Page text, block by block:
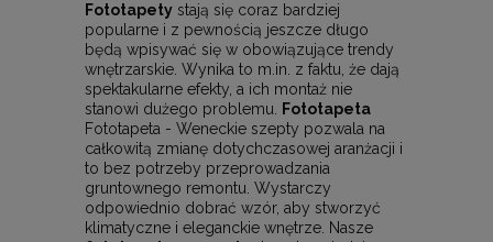
Fototapety stają się coraz bardziej
popularne i z pewnością jeszcze długo
będą wpisywać się w obowiązujące trendy
wnętrzarskie. Wynika to m.in. z faktu, że dają
spektakularne efekty, a ich montaż nie
stanowi dużego problemu. Fototapeta
Fototapeta - Weneckie szepty pozwala na
całkowitą zmianę dotychczasowej aranżacji i
to bez potrzeby przeprowadzania
gruntownego remontu. Wystarczy
odpowiednio dobrać wzór, aby stworzyć
klimatyczne i eleganckie wnętrze. Nasze